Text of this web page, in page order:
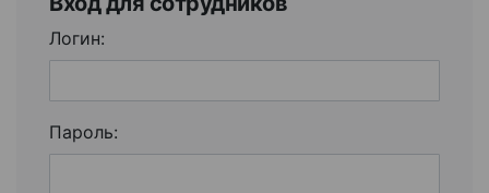
Логин:
Пароль: